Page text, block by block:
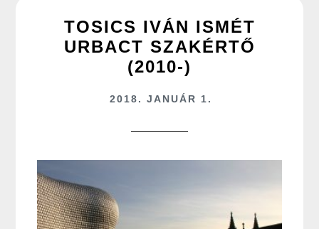
TOSICS IVÁN ISMÉT
URBACT SZAKÉRTŐ
(2010-)
2018. JANUÁR 1.